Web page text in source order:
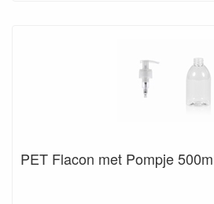
PET Flacon met Pompje